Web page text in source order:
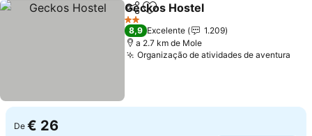
PartilharAdicionar aos favoritos
Geckos Hostel
2 Estrelas
8,9 Excelente
1.209
a 2.7 km de Mole
Organização de atividades de aventura
De € 26